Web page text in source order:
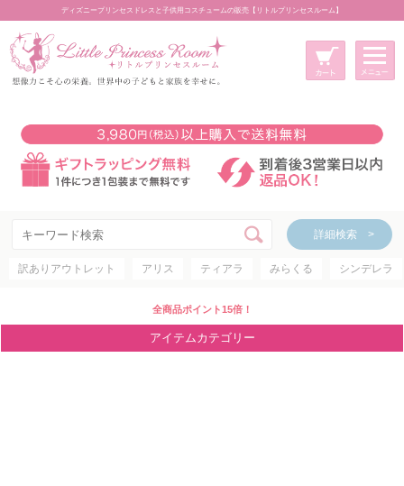
ディズニープリンセスドレスと子供用コスチュームの販売【リトルプリンセスルーム】
詳細検索 >
訳ありアウトレット アリス ティアラ みらくる シンデレラ
全商品ポイント15倍！
アイテムカテゴリー
新規会員登録
マイページ
カート
詳細検索 >
アイテムカテゴリー
ディズニープリンセス
ディズニキャラクター